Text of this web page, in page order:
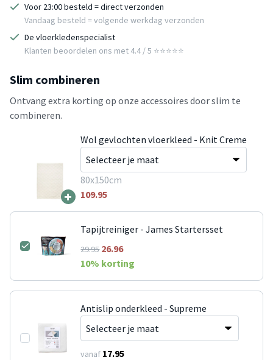
Voor 23:00 besteld = direct verzonden
Vandaag besteld = volgende werkdag verzonden
De vloerkledenspecialist
Klanten beoordelen ons met 4.4 / 5 ⭐⭐⭐⭐⭐
Slim combineren
Ontvang extra korting op onze accessoires door slim te
combineren.
+
Wol gevlochten vloerkleed - Knit Creme
80x150cm
109.95
Tapijtreiniger - James Startersset
29.9526.96
10% korting
Antislip onderkleed - Supreme
vanaf 17.95